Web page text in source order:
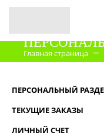
Главная страница
Мой кабинет
ПЕРСОНАЛЬНЫЙ
ТЕКУЩИЕ ЗАКАЗЫ
ЛИЧНЫЙ СЧЕТ